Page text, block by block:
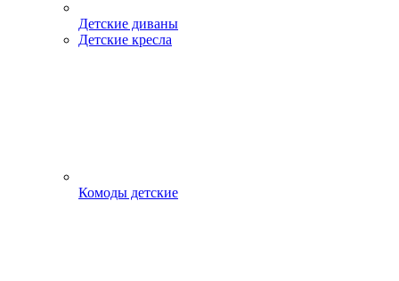
Детские диваны
Детские кресла
Комоды детские